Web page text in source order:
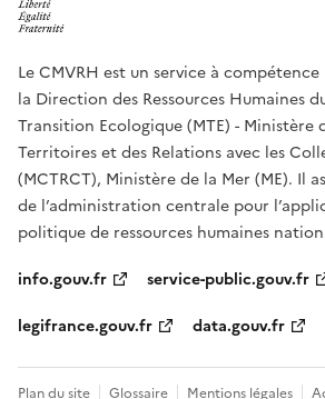
Le CMVRH est un service à
la Direction des Ressources Humaines
Transition Ecologique (MTE) - Ministère
Territoires et des Relations avec les
(MCTRCT), Ministère de la Mer (ME). Il
de l’administration centrale pour
politique de ressources humaines
info.gouv.fr
service-public.gouv.fr
legifrance.gouv.fr
data.gouv.fr
Plan du site Glossaire Mentions légales